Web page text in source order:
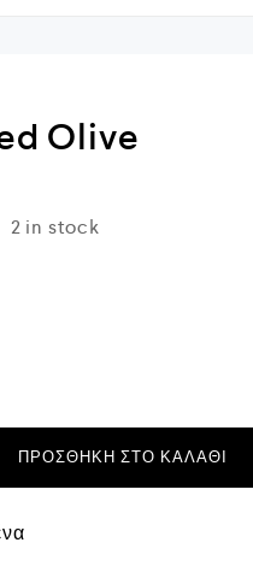
Olive
2 in stock
ΠΡΟΣΘΉΚΗ ΣΤΟ ΚΑΛΆΘΙ